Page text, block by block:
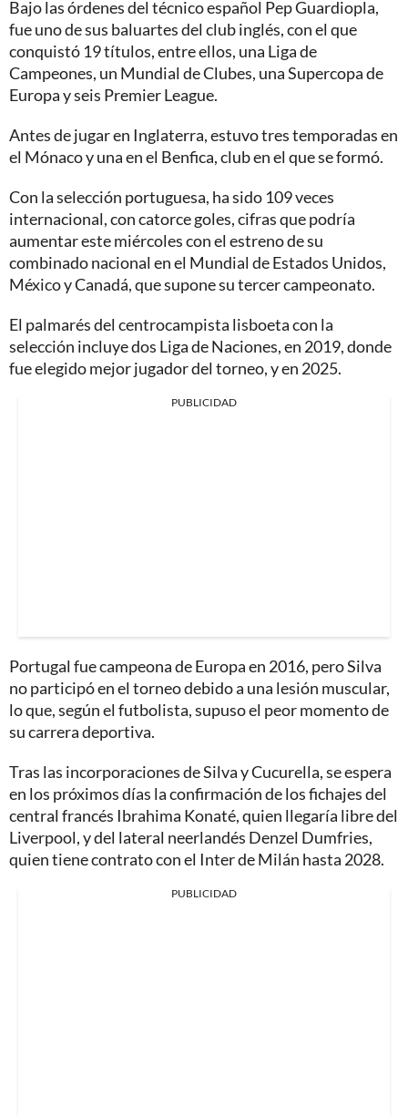
Bajo las órdenes del técnico español Pep Guardiopla,
fue uno de sus baluartes del club inglés, con el que
conquistó 19 títulos, entre ellos, una Liga de
Campeones, un Mundial de Clubes, una Supercopa de
Europa y seis Premier League.
Antes de jugar en Inglaterra, estuvo tres temporadas en
el Mónaco y una en el Benfica, club en el que se formó.
Con la selección portuguesa, ha sido 109 veces
internacional, con catorce goles, cifras que podría
aumentar este miércoles con el estreno de su
combinado nacional en el Mundial de Estados Unidos,
México y Canadá, que supone su tercer campeonato.
El palmarés del centrocampista lisboeta con la
selección incluye dos Liga de Naciones, en 2019, donde
fue elegido mejor jugador del torneo, y en 2025.
PUBLICIDAD
Portugal fue campeona de Europa en 2016, pero Silva
no participó en el torneo debido a una lesión muscular,
lo que, según el futbolista, supuso el peor momento de
su carrera deportiva.
Tras las incorporaciones de Silva y Cucurella, se espera
en los próximos días la confirmación de los fichajes del
central francés Ibrahima Konaté, quien llegaría libre del
Liverpool, y del lateral neerlandés Denzel Dumfries,
quien tiene contrato con el Inter de Milán hasta 2028.
PUBLICIDAD